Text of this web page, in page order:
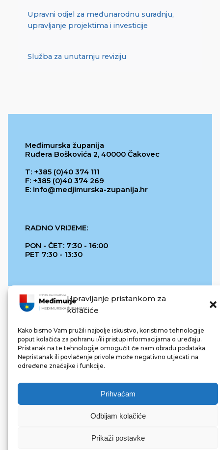
Upravljanje pristankom za
kolačiće
Kako bismo Vam pružili najbolje iskustvo, koristimo tehnologije
poput kolačića za pohranu i/ili pristup informacijama o uređaju.
Pristanak na te tehnologije omogućit će nam obradu podataka.
Nepristanak ili povlačenje privole može negativno utjecati na
određene značajke i funkcije.
Prihvaćam
Odbijam kolačiće
Prikaži postavke
Upravni odjel za međunarodnu suradnju,
upravljanje projektima i investicije
Služba za unutarnju reviziju
Međimurska županija
Ruđera Boškovića 2, 40000 Čakovec
T: +385 (0)40 374 111
F: +385 (0)40 374 269
E: info@medjimurska-zupanija.hr
RADNO VRIJEME:
PON - ČET: 7:30 - 16:00
PET 7:30 - 13:30
REPUBLIKA HRVATSKA
© 2022 Međimurska županija. Sva prava pridržana.